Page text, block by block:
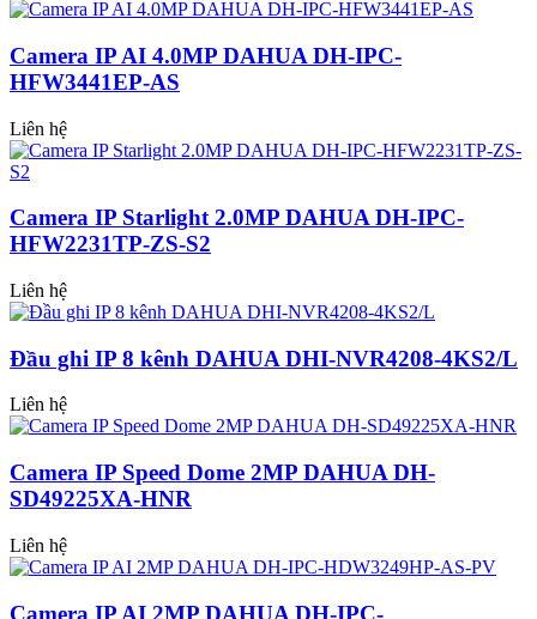
Camera IP AI 4.0MP DAHUA DH-IPC-
HFW3441EP-AS
Liên hệ
Camera IP Starlight 2.0MP DAHUA DH-IPC-
HFW2231TP-ZS-S2
Liên hệ
Đầu ghi IP 8 kênh DAHUA DHI-NVR4208-4KS2/L
Liên hệ
Camera IP Speed Dome 2MP DAHUA DH-
SD49225XA-HNR
Liên hệ
Camera IP AI 2MP DAHUA DH-IPC-